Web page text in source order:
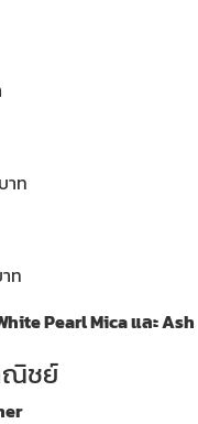
าท
ท
Pearl Mica และ Ash
ณิชย์